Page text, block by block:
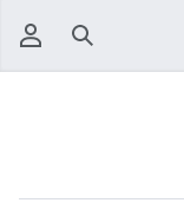
جستجو